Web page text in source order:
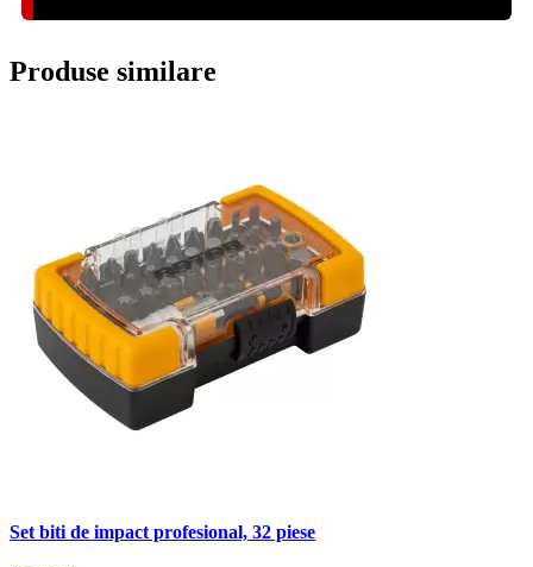
Produse similare
Set biti de impact profesional, 32 piese